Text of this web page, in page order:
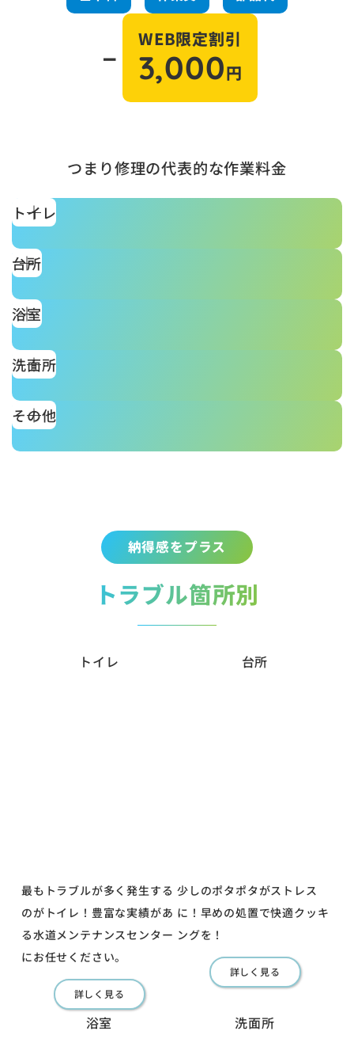
－
WEB限定割引
3,000円
つまり修理の代表的な作業料金
トイレ
台所
浴室
洗面所
その他
納得感をプラス
トラブル箇所別
トイレ
最もトラブルが多く発生する
のがトイレ！豊富な実績があ
る水道メンテナンスセンター
にお任せください。
詳しく見る
台所
少しのポタポタがストレス
に！早めの処置で快適クッキ
ングを！
詳しく見る
浴室 洗面所